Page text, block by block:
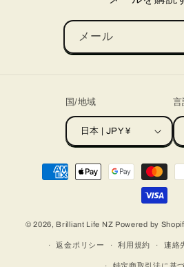
メール
国/地域
日本 | JPY ¥
言
法
© 2026, Brilliant Life NZ Powered by
返金ポリシー 利用規約 連絡